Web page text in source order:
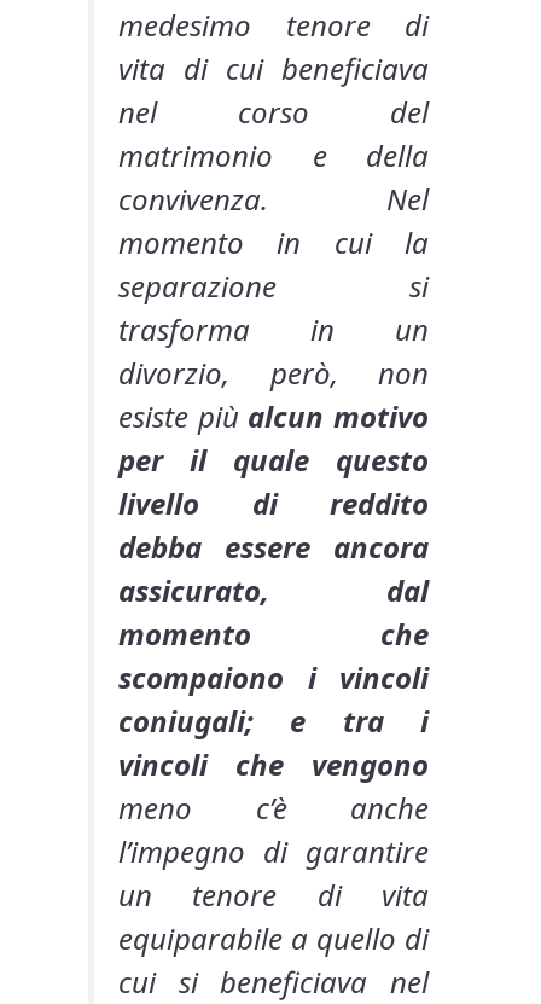
medesimo tenore di
vita di cui beneficiava
nel corso del
matrimonio e della
convivenza. Nel
momento in cui la
separazione si
trasforma in un
divorzio, però, non
esiste più alcun motivo
per il quale questo
livello di reddito
debba essere ancora
assicurato, dal
momento che
scompaiono i
vincoli
coniugali; e tra i
vincoli che vengono
meno c’è anche
l’impegno di garantire
un tenore di vita
equiparabile a quello di
cui si beneficiava nel